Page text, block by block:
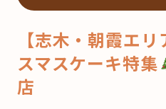
【志木・朝霞エ
スマスケーキ特集
店